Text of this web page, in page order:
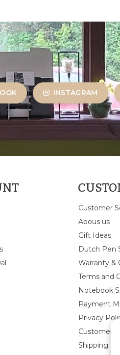
INSTAGRAM
Customer
Abous us
Gift Ideas
Dutch Pen
Warranty &
Terms and
Notebook
Payment
Privacy
Customer
Shipping &